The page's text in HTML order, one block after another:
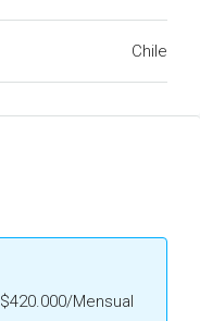
Chile
$420.000/Mensual